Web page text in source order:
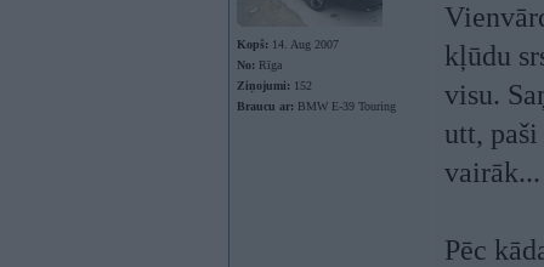
Kopš: 14. Aug 2007
No: Rīga
Ziņojumi: 152
Braucu ar: BMW E-39 Touring
kļūdu
visu.
utt,
vairāk...
Pēc